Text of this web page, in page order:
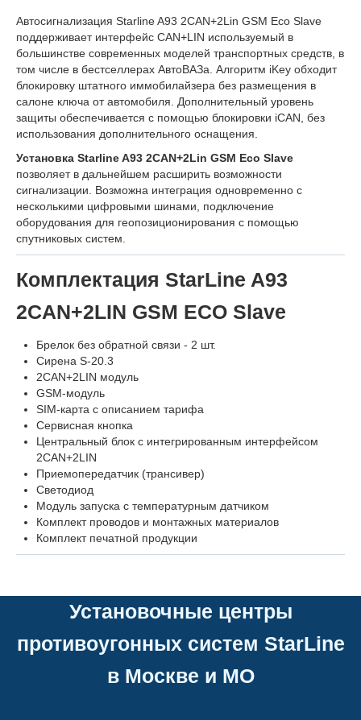
Автосигнализация Starline A93 2CAN+2Lin GSM Eco Slave
поддерживает интерфейс CAN+LIN используемый в
большинстве современных моделей транспортных средств, в
том числе в бестселлерах АвтоВАЗа. Алгоритм iKey обходит
блокировку штатного иммобилайзера без размещения в
салоне ключа от автомобиля. Дополнительный уровень
защиты обеспечивается с помощью блокировки iCAN, без
использования дополнительного оснащения.
Установка Starline A93 2CAN+2Lin GSM Eco Slave
позволяет в дальнейшем расширить возможности
сигнализации. Возможна интеграция одновременно с
несколькими цифровыми шинами, подключение
оборудования для геопозиционирования с помощью
спутниковых систем.
Комплектация StarLine A93
2CAN+2LIN GSM ECO Slave
Брелок без обратной связи - 2 шт.
Сирена S-20.3
2CAN+2LIN модуль
GSM-модуль
SIM-карта с описанием тарифа
Сервисная кнопка
Центральный блок с интегрированным интерфейсом
2CAN+2LIN
Приемопередатчик (трансивер)
Светодиод
Модуль запуска с температурным датчиком
Комплект проводов и монтажных материалов
Комплект печатной продукции
Установочные центры
противоугонных систем StarLine
в Москве и МО